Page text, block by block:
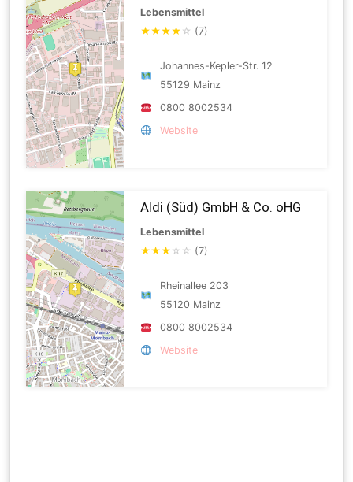
Lebensmittel
★★★★ ☆ (7)
Johannes-Kepler-Str. 12
55129 Mainz
0800 8002534
Website
Aldi (Süd) GmbH & Co. oHG
Lebensmittel
★★★ ☆ ☆ (7)
Rheinallee 203
55120 Mainz
0800 8002534
Website